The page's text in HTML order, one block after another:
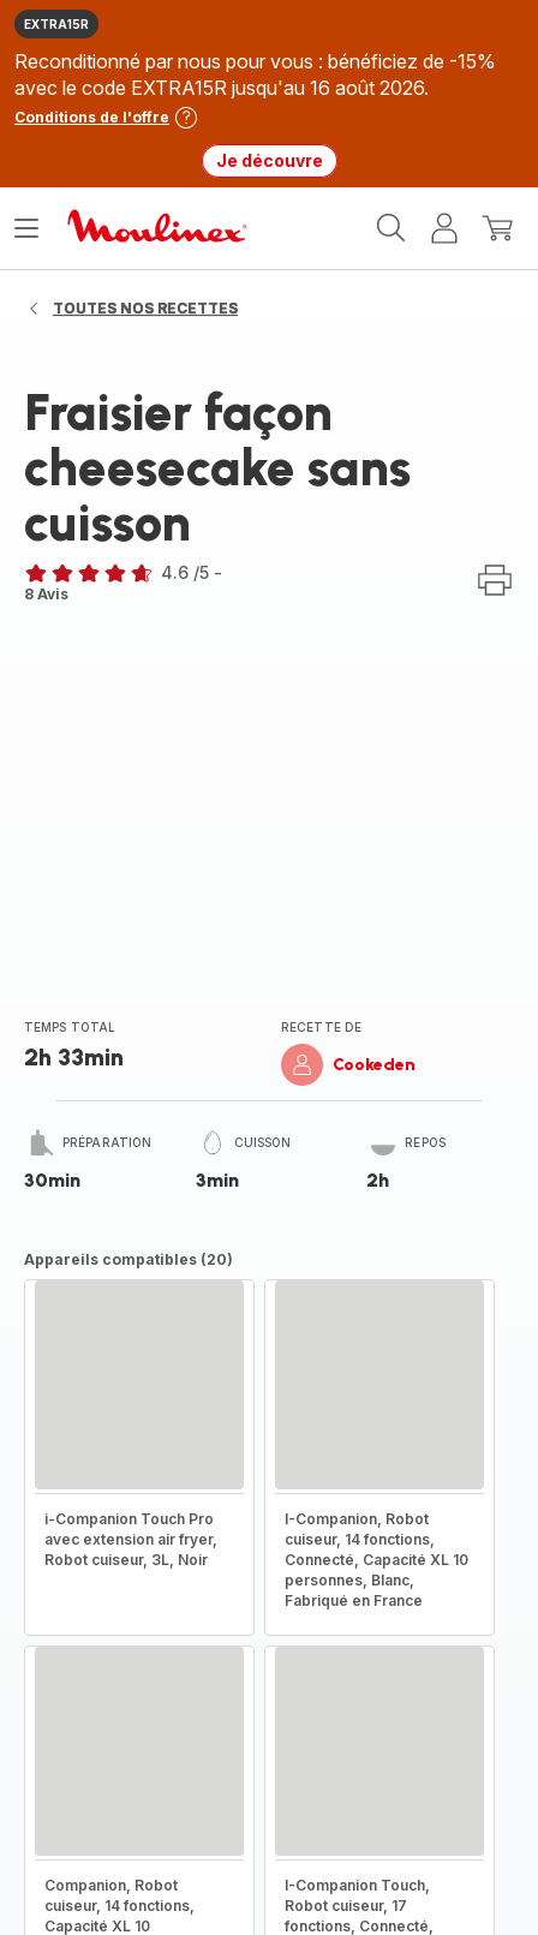
EXTRA15R
Reconditionné par nous pour vous : bénéficiez de -15%
avec le code EXTRA15R jusqu'au 16 août 2026.
Conditions de l'offre
Je découvre
MonMon
Ouvrir
TOUTES NOS RECETTES
Fraisier façon
cheesecake sans
cuisson
ratings.4.6
4.6 /5 -
8 Avis
TEMPS TOTAL
2h 33min
RECETTE DE
Cookeden
PRÉPARATION
30min
CUISSON
3min
REPOS
2h
Appareils compatibles (20)
i-Companion Touch Pro
avec extension air fryer,
Robot cuiseur, 3L, Noir
I-Companion, Robot
cuiseur, 14 fonctions,
Connecté, Capacité XL 10
personnes, Blanc,
Fabriqué en France
Companion, Robot
cuiseur, 14 fonctions,
Capacité XL 10
I-Companion Touch,
Robot cuiseur, 17
fonctions, Connecté,